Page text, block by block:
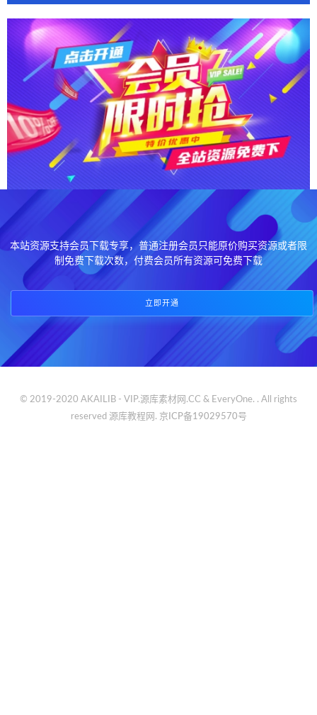
本站资源支持会员下载专享，普通注册会员只能原价购买资源或者限
制免费下载次数，付费会员所有资源可免费下载
立即开通
© 2019-2020 AKAILIB - VIP.源库素材网.CC & EveryOne. . All rights
reserved 源库教程网. 京ICP备19029570号